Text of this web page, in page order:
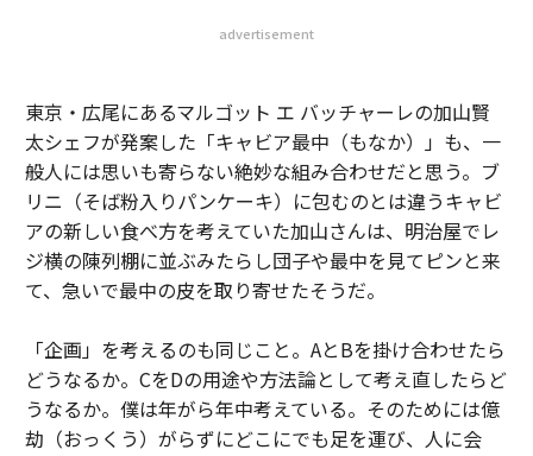
advertisement
東京・広尾にあるマルゴット エ バッチャーレの加山賢
太シェフが発案した「キャビア最中（もなか）」も、一
般人には思いも寄らない絶妙な組み合わせだと思う。ブ
リニ（そば粉入りパンケーキ）に包むのとは違うキャビ
アの新しい食べ方を考えていた加山さんは、明治屋でレ
ジ横の陳列棚に並ぶみたらし団子や最中を見てピンと来
て、急いで最中の皮を取り寄せたそうだ。
「企画」を考えるのも同じこと。AとBを掛け合わせたら
どうなるか。CをDの用途や方法論として考え直したらど
うなるか。僕は年がら年中考えている。そのためには億
劫（おっくう）がらずにどこにでも足を運び、人に会